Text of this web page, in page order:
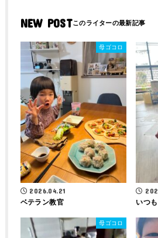
NEW POST
母ゴコロ
2026.04.21
ベテラン教官 いつ
母ゴコロ